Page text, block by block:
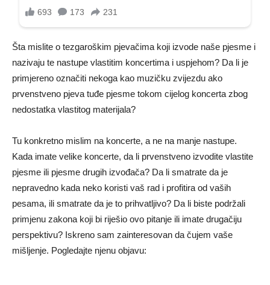
Šta mislite o tezgaroškim pjevačima koji izvode naše pjesme i
nazivaju te nastupe vlastitim koncertima i uspjehom? Da li je
primjereno označiti nekoga kao muzičku zvijezdu ako
prvenstveno pjeva tuđe pjesme tokom cijelog koncerta zbog
nedostatka vlastitog materijala?
Tu konkretno mislim na koncerte, a ne na manje nastupe.
Kada imate velike koncerte, da li prvenstveno izvodite vlastite
pjesme ili pjesme drugih izvođača? Da li smatrate da je
nepravedno kada neko koristi vaš rad i profitira od vaših
pesama, ili smatrate da je to prihvatljivo? Da li biste podržali
primjenu zakona koji bi riješio ovo pitanje ili imate drugačiju
perspektivu? Iskreno sam zainteresovan da čujem vaše
mišljenje. Pogledajte njenu objavu: